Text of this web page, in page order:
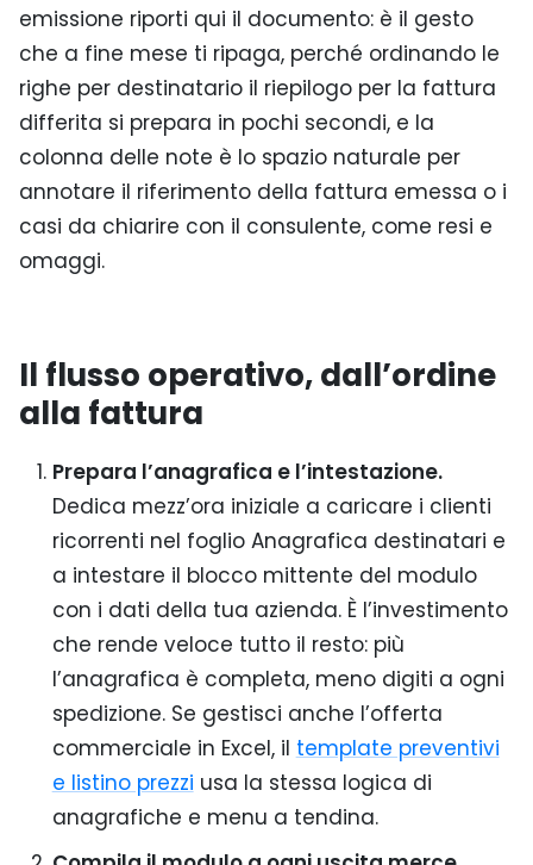
emissione riporti qui il documento: è il gesto
che a fine mese ti ripaga, perché ordinando le
righe per destinatario il riepilogo per la fattura
differita si prepara in pochi secondi, e la
colonna delle note è lo spazio naturale per
annotare il riferimento della fattura emessa o i
casi da chiarire con il consulente, come resi e
omaggi.
Il flusso operativo, dall’ordine
alla fattura
Prepara l’anagrafica e l’intestazione.
Dedica mezz’ora iniziale a caricare i clienti
ricorrenti nel foglio Anagrafica destinatari e
a intestare il blocco mittente del modulo
con i dati della tua azienda. È l’investimento
che rende veloce tutto il resto: più
l’anagrafica è completa, meno digiti a ogni
spedizione. Se gestisci anche l’offerta
commerciale in Excel, il template preventivi
e listino prezzi usa la stessa logica di
anagrafiche e menu a tendina.